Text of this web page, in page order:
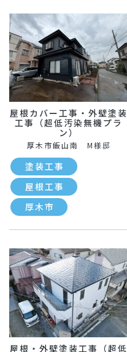
屋根カバー工事・外壁塗装
工事（超低汚染無機プラ
ン）
厚木市飯山南 M様邸
塗装工事
屋根工事
厚木市
屋根・外壁塗装工事（超低